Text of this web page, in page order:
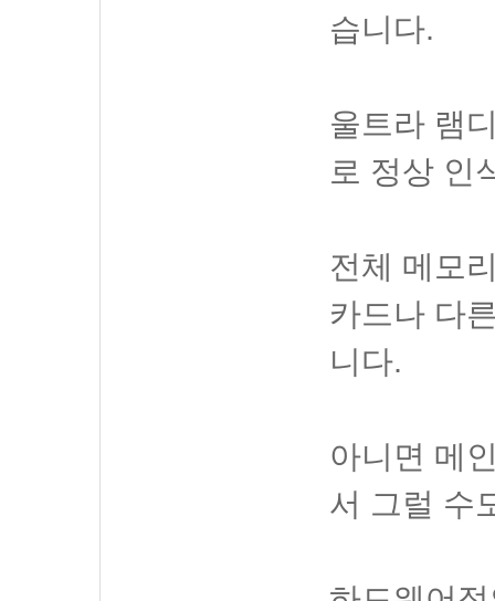
습니다.
울트라 램
로 정상 인
전체 메모
카드나 다
니다.
아니면 메
서 그럴 수